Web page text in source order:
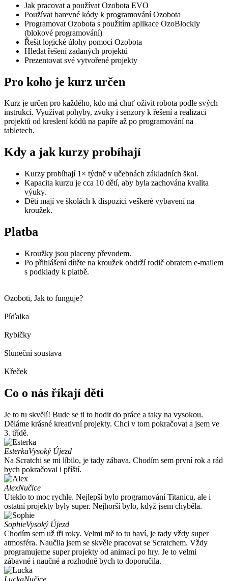
Jak pracovat a používat Ozobota EVO
Používat barevné kódy k programování Ozobota
Programovat Ozobota s použitím aplikace OzoBlockly
(blokové programování)
Řešit logické úlohy pomocí Ozobota
Hledat řešení zadaných projektů
Prezentovat své vytvořené projekty
Pro koho je kurz určen
Kurz je určen pro každého, kdo má chuť oživit robota podle svých
instrukcí. Využívat pohyby, zvuky i senzory k řešení a realizaci
projektů od kreslení kódů na papíře až po programování na
tabletech.
Kdy a jak kurzy probíhají
Kurzy probíhají 1× týdně v učebnách základních škol.
Kapacita kurzu je cca 10 dětí, aby byla zachována kvalita
výuky.
Děti mají ve školách k dispozici veškeré vybavení na
kroužek.
Platba
Kroužky jsou placeny převodem.
Po přihlášení dítěte na kroužek obdrží rodič obratem e-mailem
s podklady k platbě.
Ozoboti, Jak to funguje?
Píďalka
Rybičky
Sluneční soustava
Křeček
Co o nás říkají děti
Je to tu skvělí! Bude se ti to hodit do práce a taky na vysokou.
Děláme krásné kreativní projekty. Chci v tom pokračovat a jsem ve
3. třídě.
EsterkaVysoký Újezd
Na Scratchi se mi líbilo, je tady zábava. Chodím sem první rok a rád
bych pokračoval i příští.
AlexNučice
Uteklo to moc rychle. Nejlepší bylo programování Titanicu, ale i
ostatní projekty byly super. Nejhorší bylo, když jsem chyběla.
SophieVysoký Újezd
Chodím sem už tři roky. Velmi mě to tu baví, je tady vždy super
atmosféra. Naučila jsem se skvěle pracovat se Scratchem. Vždy
programujeme super projekty od animací po hry. Je to velmi
zábavné i naučné a rozhodně bych to doporučila.
LuckaNučice